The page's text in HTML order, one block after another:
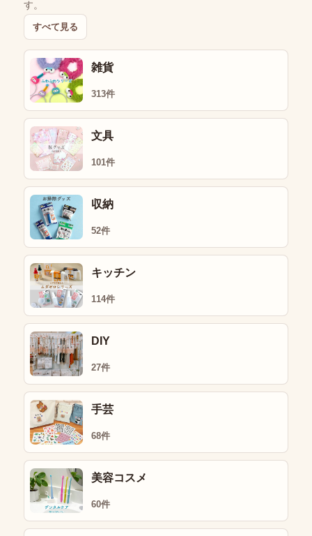
す。
すべて見る
雑貨
313件
文具
101件
収納
52件
キッチン
114件
DIY
27件
手芸
68件
美容コスメ
60件